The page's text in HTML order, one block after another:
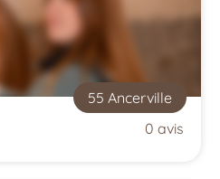
55 Ancerville
0 avis